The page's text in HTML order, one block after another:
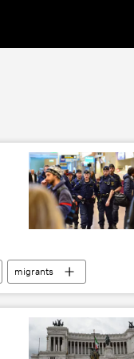
migrants